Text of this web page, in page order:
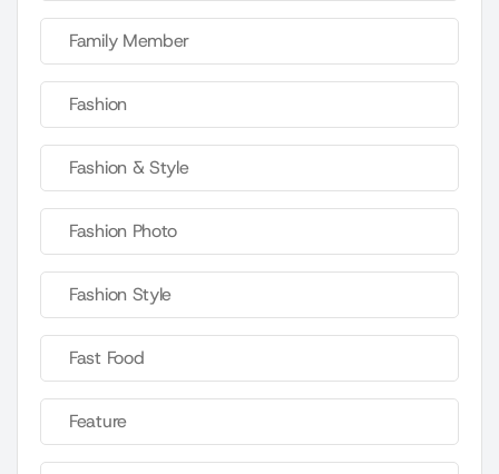
Family Member
Fashion
Fashion & Style
Fashion Photo
Fashion Style
Fast Food
Feature